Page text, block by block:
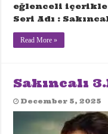
eğlenceli
Seri Adı :
Read More »
Sakıncalı
December 5, 2025